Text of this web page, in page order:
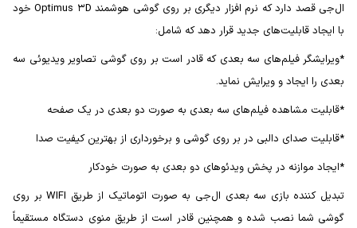
ال‌جی قصد دارد که نرم افزار دیگری بر روی گوشی هوشمند Optimus ۳D خود
با ایجاد قابلیت‌های جدید قرار دهد که شامل:
*ویرایشگر فیلم‌های سه بعدی که قادر است بر روی گوشی تصاویر ویدیوئی سه
بعدی را ایجاد و ویرایش نماید.
*قابلیت مشاهده فیلم‌های سه بعدی به صورت دو بعدی در یک صفحه
*قابلیت صدای دالبی در بر روی گوشی و برخورداری از بهترین کیفیت صدا
*ایجاد موازنه در پخش ویدئوهای دو بعدی به صورت خودکار
تبدیل کننده بازی سه بعدی ال‌جی به صورت اتوماتیک از طریق WIFI بر روی
گوشی شما نصب شده و همچنین قادر است از طریق منوی دستگاه مستقیماً